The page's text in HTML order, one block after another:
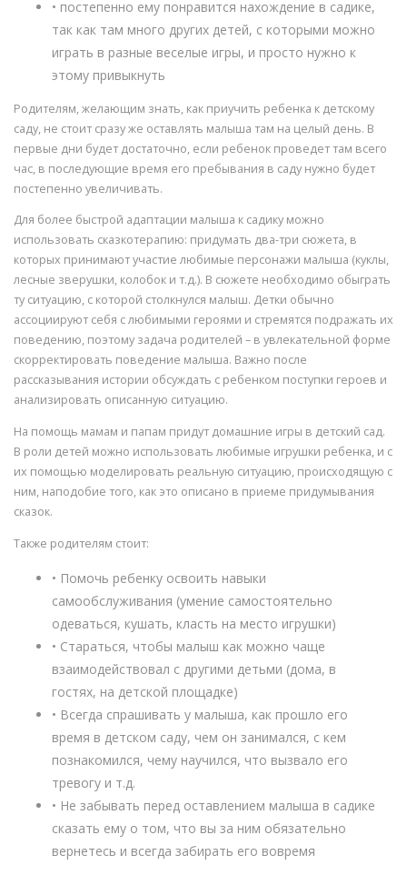
• постепенно ему понравится нахождение в садике,
так как там много других детей, с которыми можно
играть в разные веселые игры, и просто нужно к
этому привыкнуть
Родителям, желающим знать, как приучить ребенка к детскому
саду, не стоит сразу же оставлять малыша там на целый день. В
первые дни будет достаточно, если ребенок проведет там всего
час, в последующие время его пребывания в саду нужно будет
постепенно увеличивать.
Для более быстрой адаптации малыша к садику можно
использовать сказкотерапию: придумать два-три сюжета, в
которых принимают участие любимые персонажи малыша (куклы,
лесные зверушки, колобок и т.д.). В сюжете необходимо обыграть
ту ситуацию, с которой столкнулся малыш. Детки обычно
ассоциируют себя с любимыми героями и стремятся подражать их
поведению, поэтому задача родителей – в увлекательной форме
скорректировать поведение малыша. Важно после
рассказывания истории обсуждать с ребенком поступки героев и
анализировать описанную ситуацию.
На помощь мамам и папам придут домашние игры в детский сад.
В роли детей можно использовать любимые игрушки ребенка, и с
их помощью моделировать реальную ситуацию, происходящую с
ним, наподобие того, как это описано в приеме придумывания
сказок.
Также родителям стоит:
• Помочь ребенку освоить навыки
самообслуживания (умение самостоятельно
одеваться, кушать, класть на место игрушки)
• Стараться, чтобы малыш как можно чаще
взаимодействовал с другими детьми (дома, в
гостях, на детской площадке)
• Всегда спрашивать у малыша, как прошло его
время в детском саду, чем он занимался, с кем
познакомился, чему научился, что вызвало его
тревогу и т.д.
• Не забывать перед оставлением малыша в садике
сказать ему о том, что вы за ним обязательно
вернетесь и всегда забирать его вовремя